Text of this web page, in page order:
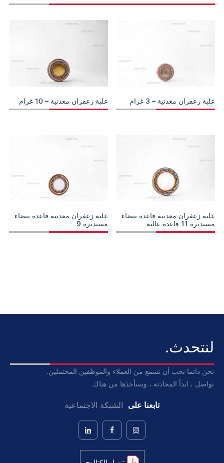
علبة زعفران معدنية – 3 غرام علبة زعفران معدنية – 10 غرام
علبة زعفران معدنية قاعدة بيضاء
مستديرة 11 قاعدة عالية
علبة زعفران معدنية قاعدة بيضاء
مستديرة 9
لنتحدث.
نحن دائما نحب أن نسمع من العملاء والموظفين المحتملين.
تواصل ، ابدأ المحادثة ، وسنأخذها من هناك.
تابعنا على الشبكة الاجتماعية